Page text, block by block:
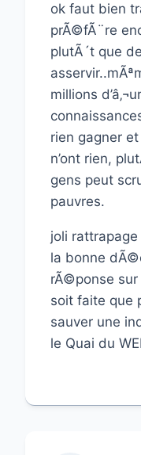
ok faut bien
prÃ©fÃ¨re
plutÃ´t que
millions
rien gagner
n’ont rien,
gens peut
pauvres.
joli
la bonne
rÃ©ponse
soit faite que
sauver une
le Quai du